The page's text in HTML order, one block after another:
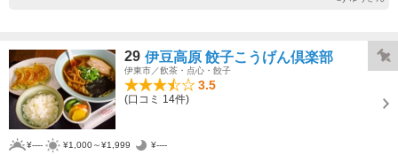
29 伊豆高原 餃子こうげん倶楽部
伊東市／飲茶・点心・餃子
3.5
(口コミ 14件)
¥---- ¥1,000～¥1,999 ¥----